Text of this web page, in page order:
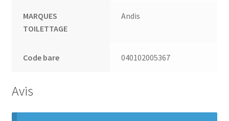
MARQUES
TOILETTAGE
Andis
Code bare 040102005367
Avis